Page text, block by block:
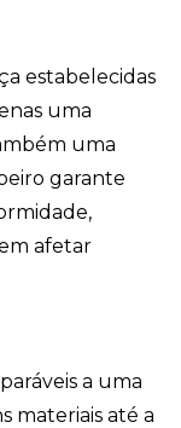
estabelecidas
uma
uma
garante
afetar
a uma
materiais até a